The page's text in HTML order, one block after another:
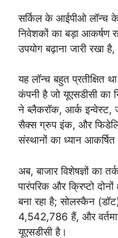
सर्किल के आईपीओ लॉन्च
निवेशकों का बड़ा आकर्षण
उपयोग बढ़ाना जारी रखा
यह लॉन्च बहुत प्रतीक्षित
कंपनी है जो यूएसडीसी का
ने ब्लैकरॉक, आर्क इन्वेस्ट,
सैक्स ग्रुप इंक, और
संस्थानों का ध्यान आकर्षित
अब, बाजार विशेषज्ञों का
पारंपरिक और क्रिप्टो
बना रहा है; सोलस्कैन
4,542,786 हैं, और
यूएसडीसी है।